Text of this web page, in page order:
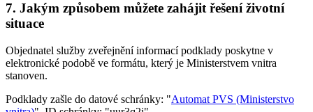
7. Jakým způsobem můžete zahájit řešení životní
situace
Objednatel služby zveřejnění informací podklady poskytne v
elektronické podobě ve formátu, který je Ministerstvem vnitra
stanoven.
Podklady zašle do datové schránky: "Automat PVS (Ministerstvo